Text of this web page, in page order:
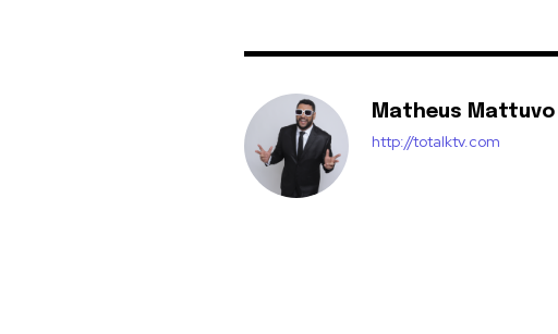
Matheus Mattuvo
http://totalktv.com